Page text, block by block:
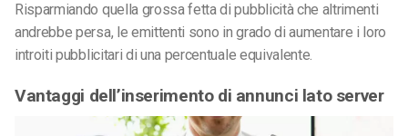
Risparmiando quella grossa fetta di pubblicità che altrimenti
andrebbe persa, le emittenti sono in grado di aumentare i loro
introiti pubblicitari di una percentuale equivalente.
Vantaggi dell’inserimento di annunci lato server